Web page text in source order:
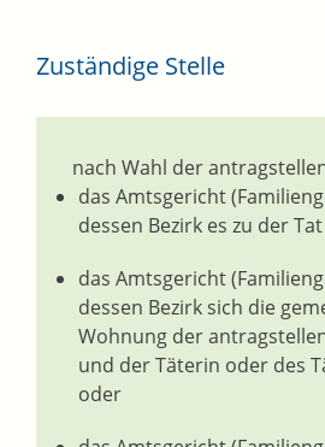
Zuständige Stelle
nach Wahl der
das Amtsgericht
dessen Bezirk es zu der
das Amtsgericht
dessen Bezirk sich die
Wohnung der
und der Täterin oder des
oder